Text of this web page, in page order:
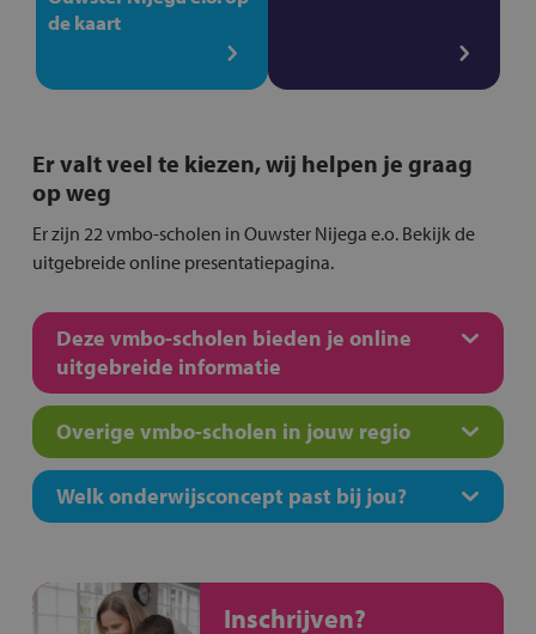
de kaart
Er valt veel te kiezen, wij helpen je graag
op weg
Er zijn 22 vmbo-scholen in Ouwster Nijega e.o. Bekijk de
uitgebreide online presentatiepagina.
Deze vmbo-scholen bieden je online
uitgebreide informatie
Overige vmbo-scholen in jouw regio
Welk onderwijsconcept past bij jou?
Inschrijven?